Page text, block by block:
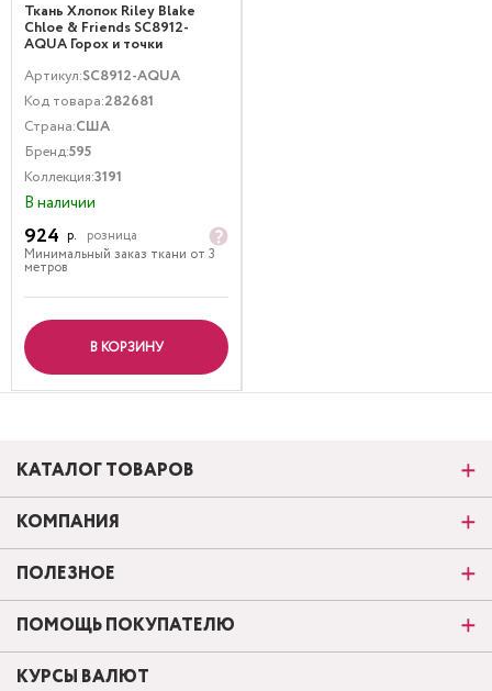
Ткань Хлопок Riley Blake
Chloe & Friends SC8912-
AQUA Горох и точки
Артикул:SC8912-AQUA
Код товара:282681
Страна:США
Бренд:595
Коллекция:3191
В наличии
924 р.
розница
Минимальный заказ ткани от 3
метров
В КОРЗИНУ
КАТАЛОГ ТОВАРОВ
КОМПАНИЯ
ПОЛЕЗНОЕ
ПОМОЩЬ ПОКУПАТЕЛЮ
КУРСЫ ВАЛЮТ